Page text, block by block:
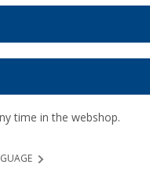
time in the webshop.